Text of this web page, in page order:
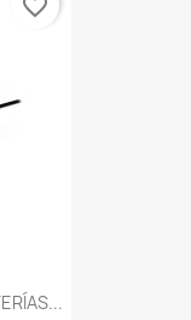
favorite_border